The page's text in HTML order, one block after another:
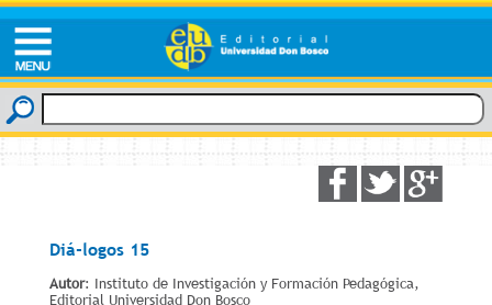
Diá-logos 15
Autor: Instituto de Investigación y Formación Pedagógica,
Editorial Universidad Don Bosco